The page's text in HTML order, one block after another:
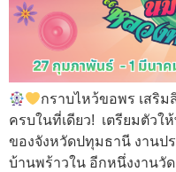
กราบไหว้ขอพร เสริม
ครบในที่เดียว! เตรียมตัว
ของจังหวัดปทุมธานี งานป
บ้านพร้าวใน อีกหนึ่งงาน